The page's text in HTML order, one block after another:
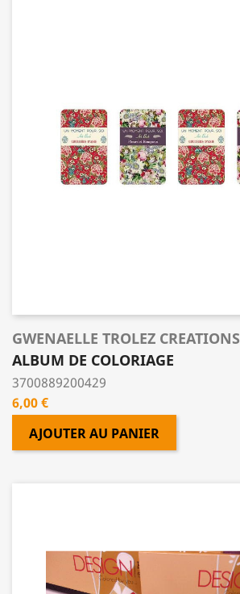
GWENAELLE TROLEZ CREATIONS
ALBUM DE COLORIAGE
3700889200429
Prix
6,00 €
AJOUTER AU PANIER